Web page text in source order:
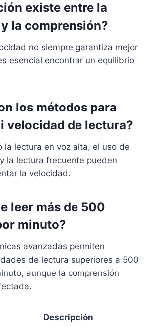
existe entre la
la comprensión?
no siempre garantiza mejor
esencial encontrar un equilibrio
los métodos para
velocidad de lectura?
la lectura en voz alta, el uso de
la lectura frecuente pueden
la velocidad.
leer más de 500
minuto?
avanzadas permiten
de lectura superiores a 500
aunque la comprensión
Descripción